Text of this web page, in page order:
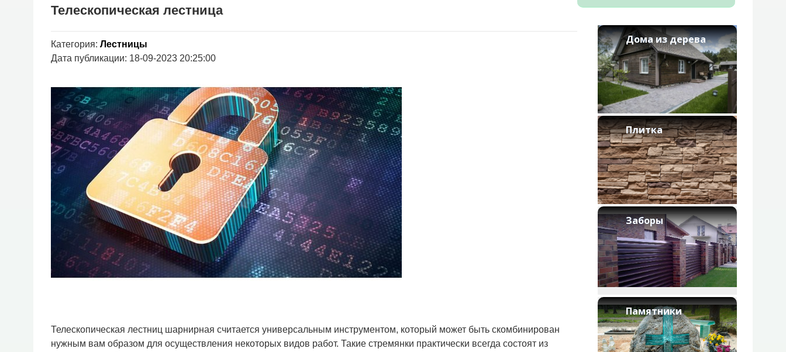
Телескопическая лестница
Категория: Лестницы
Дата публикации: 18-09-2023 20:25:00
Телескопическая лестниц шарнирная считается универсальным инструментом, который может быть скомбинирован
нужным вам образом для осуществления некоторых видов работ. Такие стремянки практически всегда состоят из
Дома из дерева
Плитка
Заборы
Памятники